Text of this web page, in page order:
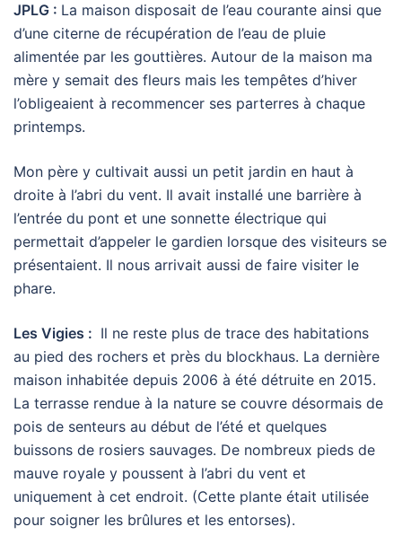
JPLG : La maison disposait de l’eau courante ainsi que
d’une citerne de récupération de l’eau de pluie
alimentée par les gouttières. Autour de la maison ma
mère y semait des fleurs mais les tempêtes d’hiver
l’obligeaient à recommencer ses parterres à chaque
printemps.
Mon père y cultivait aussi un petit jardin en haut à
droite à l’abri du vent. Il avait installé une barrière à
l’entrée du pont et une sonnette électrique qui
permettait d’appeler le gardien lorsque des visiteurs se
présentaient. Il nous arrivait aussi de faire visiter le
phare.
Les Vigies : Il ne reste plus de trace des habitations
au pied des rochers et près du blockhaus. La dernière
maison inhabitée depuis 2006 à été détruite en 2015.
La terrasse rendue à la nature se couvre désormais de
pois de senteurs au début de l’été et quelques
buissons de rosiers sauvages. De nombreux pieds de
mauve royale y poussent à l’abri du vent et
uniquement à cet endroit. (Cette plante était utilisée
pour soigner les brûlures et les entorses).